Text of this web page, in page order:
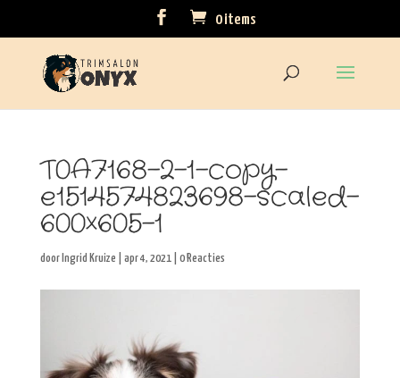
0 items
T0A7168-2-1-copy-
e1514574823698-scaled-
600×605-1
door Ingrid Kruize apr 4, 2021| 0 Reacties